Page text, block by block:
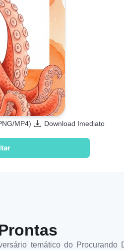
MP4) Download Imediato
temático do Procurando